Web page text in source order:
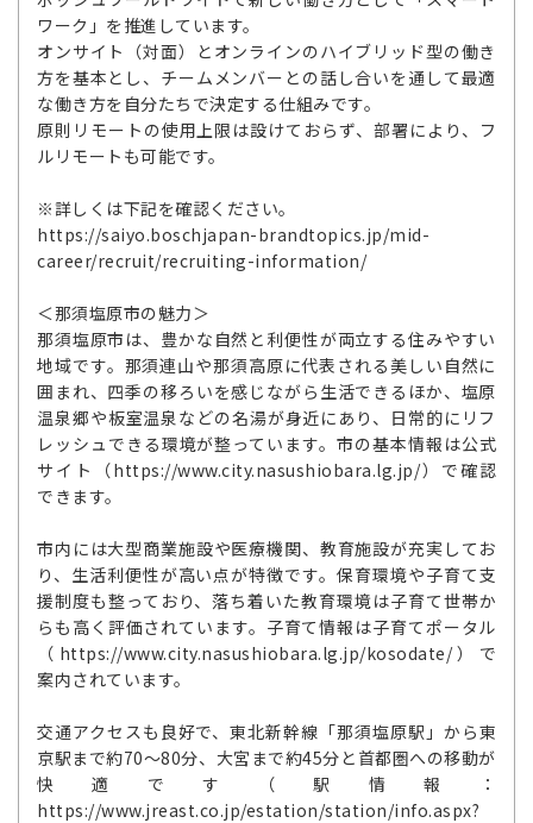
ワーク」を推進しています。
オンサイト（対面）とオンラインのハイブリッド型の働き
方を基本とし、チームメンバーとの話し合いを通して最適
な働き方を自分たちで決定する仕組みです。
原則リモートの使用上限は設けておらず、部署により、フ
ルリモートも可能です。
※詳しくは下記を確認ください。
https://saiyo.boschjapan-brandtopics.jp/mid-
career/recruit/recruiting-information/
＜那須塩原市の魅力＞
那須塩原市は、豊かな自然と利便性が両立する住みやすい
地域です。那須連山や那須高原に代表される美しい自然に
囲まれ、四季の移ろいを感じながら生活できるほか、塩原
温泉郷や板室温泉などの名湯が身近にあり、日常的にリフ
レッシュできる環境が整っています。市の基本情報は公式
サイト（https://www.city.nasushiobara.lg.jp/）で確認
できます。
市内には大型商業施設や医療機関、教育施設が充実してお
り、生活利便性が高い点が特徴です。保育環境や子育て支
援制度も整っており、落ち着いた教育環境は子育て世帯か
らも高く評価されています。子育て情報は子育てポータル
（https://www.city.nasushiobara.lg.jp/kosodate/）で
案内されています。
交通アクセスも良好で、東北新幹線「那須塩原駅」から東
京駅まで約70～80分、大宮まで約45分と首都圏への移動が
快適です（駅情報：
https://www.jreast.co.jp/estation/station/info.aspx?